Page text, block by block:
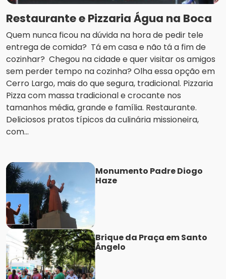
Restaurante e Pizzaria Água na Boca
Quem nunca ficou na dúvida na hora de pedir tele
entrega de comida? Tá em casa e não tá a fim de
cozinhar? Chegou na cidade e quer visitar os amigos
sem perder tempo na cozinha? Olha essa opção em
Cerro Largo, mais do que segura, tradicional. Pizzaria
Pizza com massa tradicional e crocante nos
tamanhos média, grande e família. Restaurante.
Deliciosos pratos típicos da culinária missioneira,
com...
Monumento Padre Diogo
Haze
Brique da Praça em Santo
Ângelo